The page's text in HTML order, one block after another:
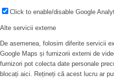
Click to enable/disable Google
Alte servicii externe
De asemenea, folosim diferite servicii
Google Maps și furnizorii externi de
furnizori pot colecta date personale
blocați aici. Rețineți că acest lucru ar